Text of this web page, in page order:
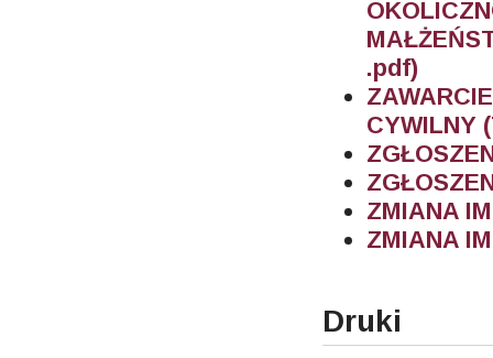
.pdf)
CYWILNY
ZMIANA
ZMIANA
Druki